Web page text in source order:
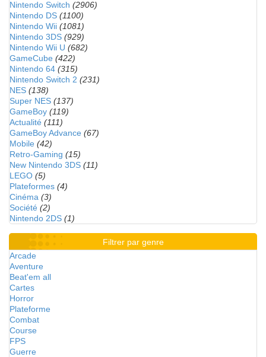
Nintendo Switch (2906)
Nintendo DS (1100)
Nintendo Wii (1081)
Nintendo 3DS (929)
Nintendo Wii U (682)
GameCube (422)
Nintendo 64 (315)
Nintendo Switch 2 (231)
NES (138)
Super NES (137)
GameBoy (119)
Actualité (111)
GameBoy Advance (67)
Mobile (42)
Retro-Gaming (15)
New Nintendo 3DS (11)
LEGO (5)
Plateformes (4)
Cinéma (3)
Société (2)
Nintendo 2DS (1)
Filtrer par genre
Arcade
Aventure
Beat'em all
Cartes
Horror
Plateforme
Combat
Course
FPS
Guerre